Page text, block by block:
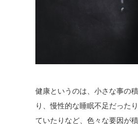
健康というのは、小さな事の
り、慢性的な睡眠不足だった
ていたりなど、色々な要因が